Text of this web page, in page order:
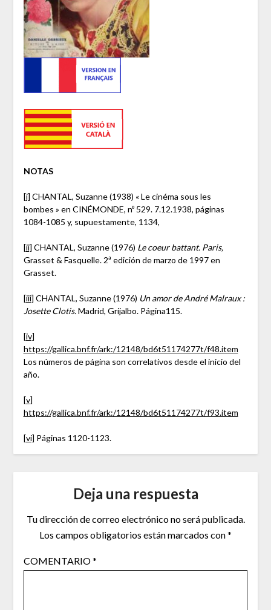
NOTAS
[i] CHANTAL, Suzanne (1938) « Le cinéma sous les
bombes » en CINÉMONDE, nº 529. 7.12.1938, páginas
1084-1085 y, supuestamente, 1134,
[ii] CHANTAL, Suzanne (1976) Le coeur battant. Paris,
Grasset & Fasquelle. 2ª edición de marzo de 1997 en
Grasset.
[iii] CHANTAL, Suzanne (1976) Un amor de André Malraux :
Josette Clotis.Madrid, Grijalbo. Página115.
[iv]
https://gallica.bnf.fr/ark:/12148/bd6t51174277t/f48.item
Los números de página son correlativos desde el inicio del
año.
[v]
https://gallica.bnf.fr/ark:/12148/bd6t51174277t/f93.item
[vi] Páginas 1120-1123.
Deja una respuesta
Tu dirección de correo electrónico no será publicada.
Los campos obligatorios están marcados con*
COMENTARIO*